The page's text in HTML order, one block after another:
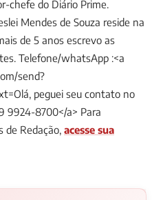
chefe do Diário Prime.
Mendes de Souza reside na
de 5 anos escrevo as
Telefone/whatsApp :<a
send?
peguei seu contato no
9924-8700</a> Para
de Redação, acesse sua